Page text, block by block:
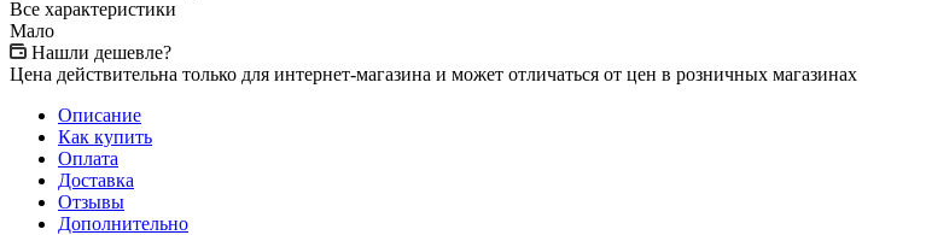
Все характеристики
Мало
Нашли дешевле?
Цена действительна только для интернет-магазина и может отличаться от цен в розничных магазинах
Описание
Как купить
Оплата
Доставка
Отзывы
Дополнительно